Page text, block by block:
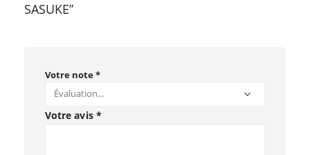
SASUKE”
Votre note*
Votre avis *